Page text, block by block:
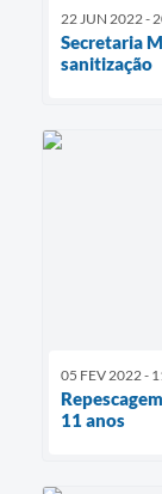
22 JUN 2022 -
Secretaria
sanitização
05 FEV 2022 -
11 anos